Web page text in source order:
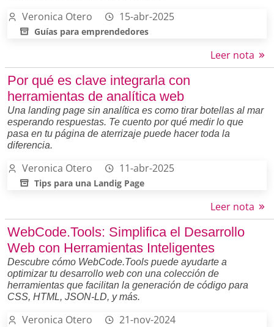
Veronica Otero 15-abr-2025
Guías para emprendedores
Leer nota
Por qué es clave integrarla con
herramientas de analítica web
Una landing page sin analítica es como tirar botellas al mar
esperando respuestas. Te cuento por qué medir lo que
pasa en tu página de aterrizaje puede hacer toda la
diferencia.
Veronica Otero 11-abr-2025
Tips para una Landig Page
Leer nota
WebCode.Tools: Simplifica el Desarrollo
Web con Herramientas Inteligentes
Descubre cómo WebCode.Tools puede ayudarte a
optimizar tu desarrollo web con una colección de
herramientas que facilitan la generación de código para
CSS, HTML, JSON-LD, y más.
Veronica Otero 21-nov-2024